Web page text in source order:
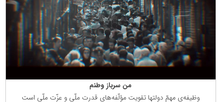
من سرباز وطنم
وظیفه‌ی مهمّ دولتها تقویت مؤلّفه‌های قدرت ملّی و عزّت ملّی است